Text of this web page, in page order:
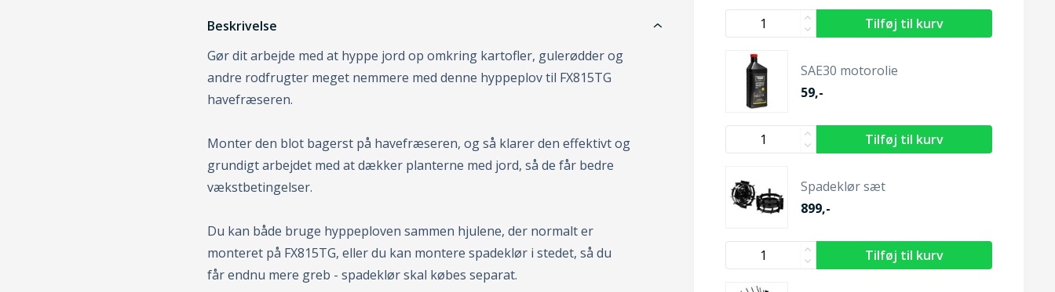
Beskrivelse
Gør dit arbejde med at hyppe jord op omkring kartofler, gulerødder og
andre rodfrugter meget nemmere med denne hyppeplov til FX815TG
havefræseren.
Monter den blot bagerst på havefræseren, og så klarer den effektivt og
grundigt arbejdet med at dækker planterne med jord, så de får bedre
vækstbetingelser.
Du kan både bruge hyppeploven sammen hjulene, der normalt er
monteret på FX815TG, eller du kan montere spadeklør i stedet, så du
får endnu mere greb - spadeklør skal købes separat.
SAE30 motorolie
59,-
Spadeklør sæt
899,-